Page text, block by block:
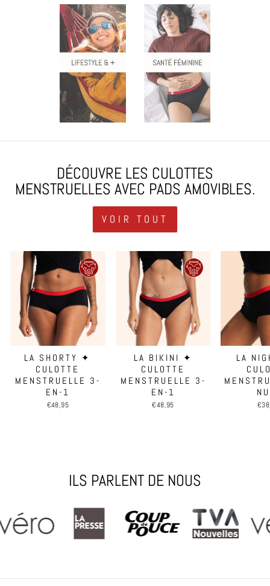
DÉCOUVRE LES CULOTTES
MENSTRUELLES AVEC PADS AMOVIBLES.
VOIR TOUT
LA SHORTY ✦
CULOTTE
MENSTRUELLE 3-
EN-1
€48,95
LA BIKINI ✦
CULOTTE
MENSTRUELLE 3-
EN-1
€48,95
LA
ILS PARLENT DE NOUS